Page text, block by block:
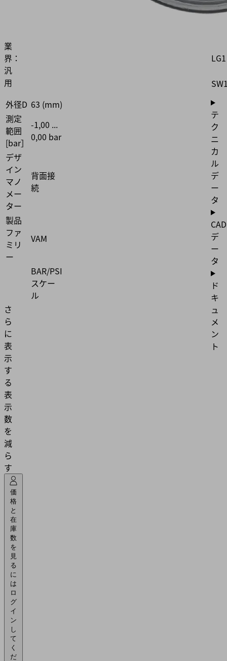
業
界：
汎
用
外径D 63 (mm)
測定
範囲
[bar］
-1,00 ...
0,00 bar
デザ
イン
マノ
メー
ター
背面接
続
製品
ファ
ミリ
ー
VAM
BAR/PSI
スケー
ル
さ
ら
に
表
示
す
る
表
示
数
を
減
ら
す
価
格
と
在
庫
数
を
見
る
に
は
ロ
グ
イ
ン
し
て
く
だ
D
LG1
テ
ク
ニ
カ
ル
デ
ー
タ
CAD
デ
ー
タ
ド
キ
ュ
メ
ン
ト